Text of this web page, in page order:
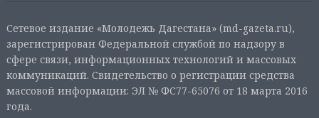
Сетевое издание «Молодежь Дагестана» (md-gazeta.ru),
зарегистрирован Федеральной службой по надзору в
сфере связи, информационных технологий и массовых
коммуникаций. Свидетельство о регистрации средства
массовой информации: ЭЛ № ФС77-65076 от 18 марта 2016
года.